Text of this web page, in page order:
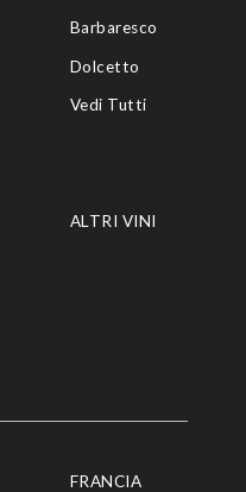
Barbaresco
Dolcetto
Vedi Tutti
ALTRI VINI
FRANCIA